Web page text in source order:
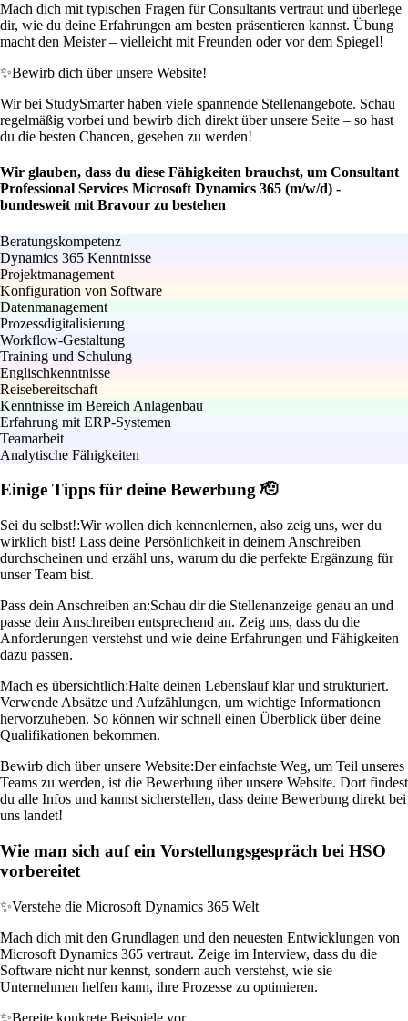
Mach dich mit typischen Fragen für Consultants vertraut und überlege
dir, wie du deine Erfahrungen am besten präsentieren kannst. Übung
macht den Meister – vielleicht mit Freunden oder vor dem Spiegel!
✨Bewirb dich über unsere Website!
Wir bei StudySmarter haben viele spannende Stellenangebote. Schau
regelmäßig vorbei und bewirb dich direkt über unsere Seite – so hast
du die besten Chancen, gesehen zu werden!
Wir glauben, dass du diese Fähigkeiten brauchst, um Consultant
Professional Services Microsoft Dynamics 365 (m/w/d) -
bundesweit mit Bravour zu bestehen
Beratungskompetenz
Dynamics 365 Kenntnisse
Projektmanagement
Konfiguration von Software
Datenmanagement
Prozessdigitalisierung
Workflow-Gestaltung
Training und Schulung
Englischkenntnisse
Reisebereitschaft
Kenntnisse im Bereich Anlagenbau
Erfahrung mit ERP-Systemen
Teamarbeit
Analytische Fähigkeiten
Einige Tipps für deine Bewerbung 🫡
Sei du selbst!:Wir wollen dich kennenlernen, also zeig uns, wer du
wirklich bist! Lass deine Persönlichkeit in deinem Anschreiben
durchscheinen und erzähl uns, warum du die perfekte Ergänzung für
unser Team bist.
Pass dein Anschreiben an:Schau dir die Stellenanzeige genau an und
passe dein Anschreiben entsprechend an. Zeig uns, dass du die
Anforderungen verstehst und wie deine Erfahrungen und Fähigkeiten
dazu passen.
Mach es übersichtlich:Halte deinen Lebenslauf klar und strukturiert.
Verwende Absätze und Aufzählungen, um wichtige Informationen
hervorzuheben. So können wir schnell einen Überblick über deine
Qualifikationen bekommen.
Bewirb dich über unsere Website:Der einfachste Weg, um Teil unseres
Teams zu werden, ist die Bewerbung über unsere Website. Dort findest
du alle Infos und kannst sicherstellen, dass deine Bewerbung direkt bei
uns landet!
Wie man sich auf ein Vorstellungsgespräch bei HSO
vorbereitet
✨Verstehe die Microsoft Dynamics 365 Welt
Mach dich mit den Grundlagen und den neuesten Entwicklungen von
Microsoft Dynamics 365 vertraut. Zeige im Interview, dass du die
Software nicht nur kennst, sondern auch verstehst, wie sie
Unternehmen helfen kann, ihre Prozesse zu optimieren.
✨Bereite konkrete Beispiele vor